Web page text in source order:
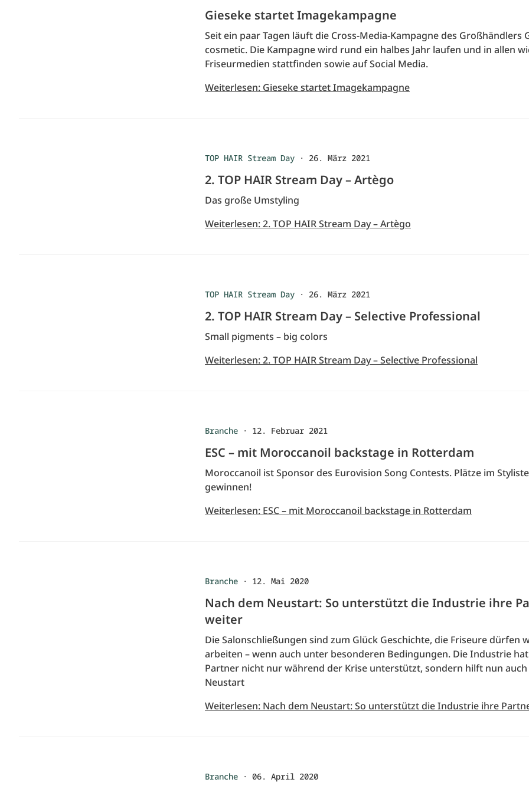
Gieseke startet Imagekampagne
Seit ein paar Tagen läuft die Cross-Media-Kampagne des Großhändlers
cosmetic. Die Kampagne wird rund ein halbes Jahr laufen und in allen
Friseurmedien stattfinden sowie auf Social Media.
Weiterlesen: Gieseke startet Imagekampagne
TOP HAIR Stream Day · 26. März 2021
2. TOP HAIR Stream Day – Artègo
Das große Umstyling
Weiterlesen: 2. TOP HAIR Stream Day – Artègo
TOP HAIR Stream Day · 26. März 2021
2. TOP HAIR Stream Day – Selective Professional
Small pigments – big colors
Weiterlesen: 2. TOP HAIR Stream Day – Selective Professional
Branche · 12. Februar 2021
ESC – mit Moroccanoil backstage in Rotterdam
Moroccanoil ist Sponsor des Eurovision Song Contests. Plätze im
gewinnen!
Weiterlesen: ESC – mit Moroccanoil backstage in Rotterdam
Branche · 12. Mai 2020
Nach dem Neustart: So unterstützt die Industrie ihre
weiter
Die Salonschließungen sind zum Glück Geschichte, die Friseure dürfen
arbeiten – wenn auch unter besonderen Bedingungen. Die Industrie
Partner nicht nur während der Krise unterstützt, sondern hilft nun auch
Neustart
Weiterlesen: Nach dem Neustart: So unterstützt die Industrie ihre
Branche · 06. April 2020